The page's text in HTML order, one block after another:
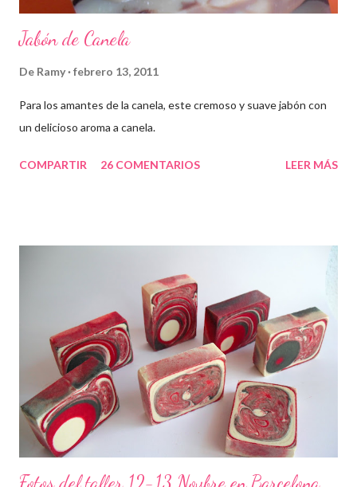
Jabón de Canela
De Ramy febrero 13, 2011
Para los amantes de la canela, este cremoso y suave jabón con
un delicioso aroma a canela.
COMPARTIR 26 COMENTARIOS LEER MÁS